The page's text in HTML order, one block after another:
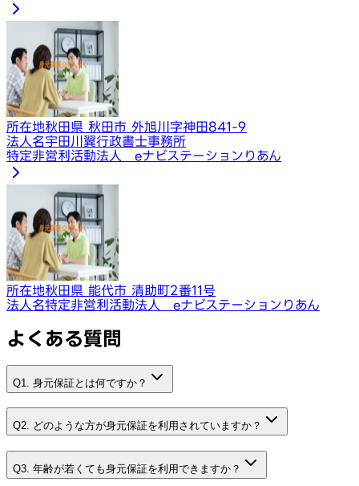
所在地秋田県 秋田市 外旭川字神田841-9
法人名宇田川翼行政書士事務所
特定非営利活動法人 eナビステーションりあん
所在地秋田県 能代市 清助町2番11号
法人名特定非営利活動法人 eナビステーションりあん
よくある質問
Q1. 身元保証とは何ですか？
Q2. どのような方が身元保証を利用されていますか？
Q3. 年齢が若くても身元保証を利用できますか？